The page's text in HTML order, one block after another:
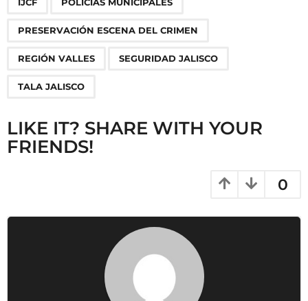
PRESERVACIÓN ESCENA DEL CRIMEN
REGIÓN VALLES SEGURIDAD JALISCO
TALA JALISCO
LIKE IT? SHARE WITH YOUR
FRIENDS!
0